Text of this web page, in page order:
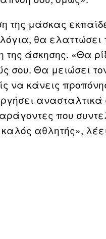
της μάσκας
θα ελαττώσει
της άσκησης. «Θα
σου. Θα μειώσει
να κάνεις
ανασταλτικά
που
καλός αθλητής»,